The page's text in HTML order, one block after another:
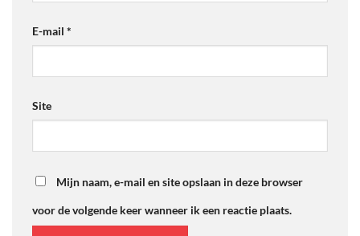
E-mail *
Site
Mijn naam, e-mail en site opslaan in deze browser
voor de volgende keer wanneer ik een reactie plaats.